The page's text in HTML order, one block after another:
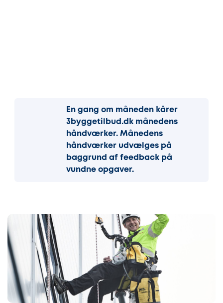
En gang om måneden kårer
3byggetilbud.dk månedens
håndværker. Månedens
håndværker udvælges på
baggrund af feedback på
vundne opgaver.